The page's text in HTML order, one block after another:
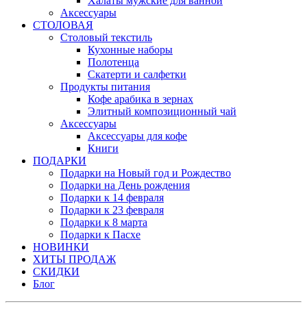
Аксессуары
СТОЛОВАЯ
Столовый текстиль
Кухонные наборы
Полотенца
Скатерти и салфетки
Продукты питания
Кофе арабика в зернах
Элитный композиционный чай
Аксессуары
Аксессуары для кофе
Книги
ПОДАРКИ
Подарки на Новый год и Рождество
Подарки на День рождения
Подарки к 14 февраля
Подарки к 23 февраля
Подарки к 8 марта
Подарки к Пасхе
НОВИНКИ
ХИТЫ ПРОДАЖ
СКИДКИ
Блог